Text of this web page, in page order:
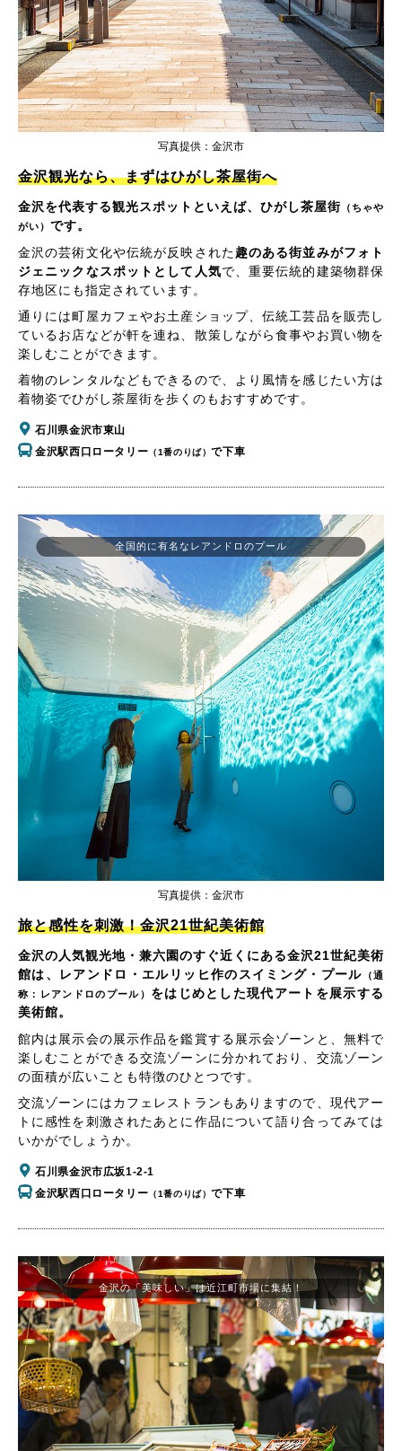
写真提供：金沢市
金沢観光なら、まずはひがし茶屋街へ
金沢を代表する観光スポットといえば、ひがし茶屋街 （ちゃや
がい） です。
金沢の芸術文化や伝統が反映された趣のある街並みがフォト
ジェニックなスポットとして人気で、重要伝統的建築物群保
存地区にも指定されています。
通りには町屋カフェやお土産ショップ、伝統工芸品を販売し
ているお店などが軒を連ね、散策しながら食事やお買い物を
楽しむことができます。
着物のレンタルなどもできるので、より風情を感じたい方は
着物姿でひがし茶屋街を歩くのもおすすめです。
石川県金沢市東山
金沢駅西口ロータリー （1番のりば）で下車
旅と感性を刺激！金沢21世紀美術館
金沢の人気観光地・兼六園のすぐ近くにある金沢21世紀美術
館は、レアンドロ・エルリッヒ作のスイミング・プール （通
称：レアンドロのプール） をはじめとした現代アートを展示する
美術館。
館内は展示会の展示作品を鑑賞する展示会ゾーンと、無料で
楽しむことができる交流ゾーンに分かれており、交流ゾーン
の面積が広いことも特徴のひとつです。
交流ゾーンにはカフェレストランもありますので、現代アー
トに感性を刺激されたあとに作品について語り合ってみては
いかがでしょうか。
石川県金沢市広坂1-2-1
金沢駅西口ロータリー （1番のりば）で下車
全国的に有名なレアンドロのプール
写真提供：金沢市
金沢の「美味しい」は近江町市場に集結！